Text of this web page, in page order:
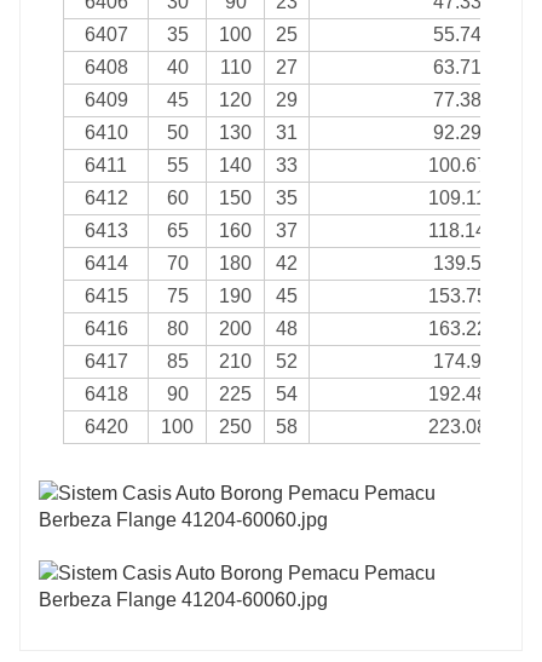
6407
35 100 25
55.74
6408
40 110 27
63.71
6409
45 120 29
77.38
6410
50 130 31
92.29
6411
55 140 33
100.67
6412
60 150 35
109.11
6413
65 160 37
118.14
6414
70 180 42
139.5
6415
75 190 45
153.75
6416
80 200 48
163.22
6417
85 210 52
174.9
6418
90 225 54
192.48
6420
100 250 58 223.08